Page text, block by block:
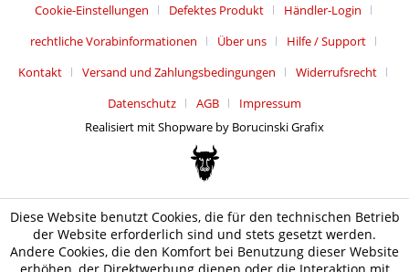
Cookie-Einstellungen Defektes Produkt
Händler-Login
rechtliche Vorabinformationen
Über uns
Hilfe / Support
Kontakt
Versand und Zahlungsbedingungen
Widerrufsrecht
Datenschutz
AGB
Impressum
Realisiert mit Shopware by Borucinski Grafix
Diese Website benutzt Cookies, die für den technischen Betrieb
der Website erforderlich sind und stets gesetzt werden.
Andere Cookies, die den Komfort bei Benutzung dieser Website